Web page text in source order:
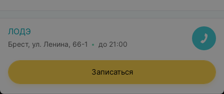
ЛОДЭ
Брест, ул. Ленина, 66-1 до 21:00
Записаться